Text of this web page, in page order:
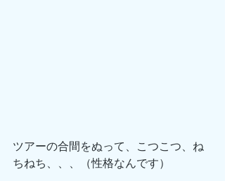
ツアーの合間をぬって、こつこつ、ね
ちねち、、、（性格なんです）